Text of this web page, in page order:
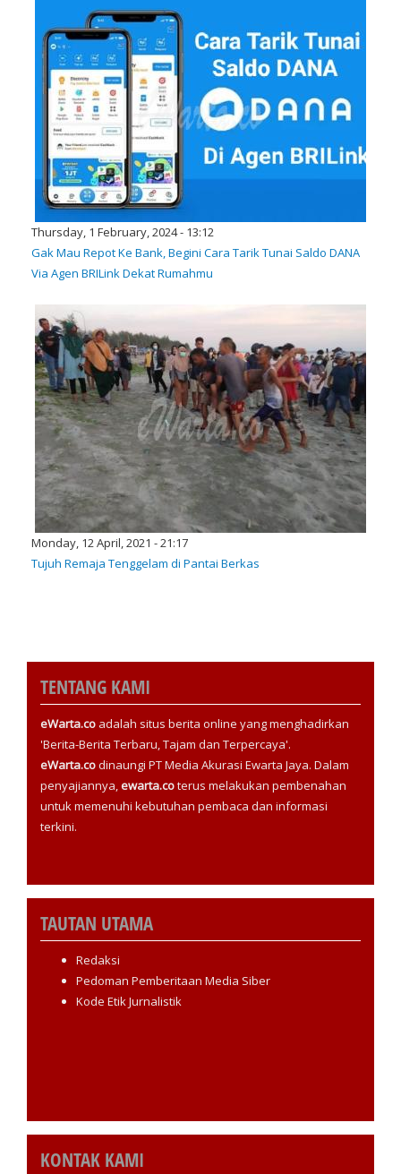
Thursday, 1 February, 2024 - 13:12
Gak Mau Repot Ke Bank, Begini Cara Tarik Tunai Saldo DANA
Via Agen BRILink Dekat Rumahmu
Monday, 12 April, 2021 - 21:17
Tujuh Remaja Tenggelam di Pantai Berkas
TENTANG KAMI
eWarta.co adalah situs berita online yang menghadirkan
'Berita-Berita Terbaru, Tajam dan Terpercaya'.
eWarta.codinaungi PT Media Akurasi Ewarta Jaya. Dalam
penyajiannya,ewarta.coterus melakukan pembenahan
untuk memenuhi kebutuhan pembaca dan informasi
terkini.
TAUTAN UTAMA
Redaksi
Pedoman Pemberitaan Media Siber
Kode Etik Jurnalistik
KONTAK KAMI